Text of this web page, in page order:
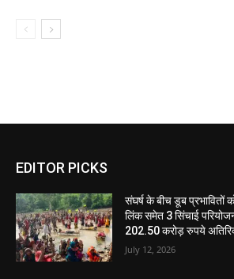
EDITOR PICKS
संघर्ष के बीच डूब प्रभावितों
लिंक समेत 3 सिंचाई
202.50 करोड़ रुपये
July 12, 2026